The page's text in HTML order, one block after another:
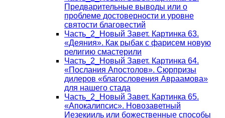
Предварительные выводы или о
проблеме достоверности и уровне
святости благовестий
Часть_2_Новый Завет. Картинка 63.
«Деяния». Как рыбак с фарисем новую
религию смастерили
Часть_2_Новый Завет. Картинка 64.
«Послания Апостолов». Сюрпризы
дилеров «благословения Авраамова»
для нашего стада
Часть_2_Новый Завет. Картинка 65.
«Апокалипсис». Новозаветный
Иезекииль или божественные способы